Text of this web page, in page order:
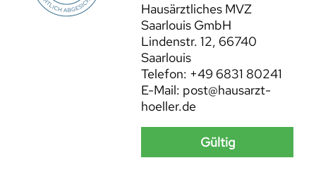
Hausärztliches MVZ
Saarlouis GmbH
Lindenstr. 12, 66740
Saarlouis
Telefon: +49 6831 80241
E-Mail: post@hausarzt-
hoeller.de
Gültig